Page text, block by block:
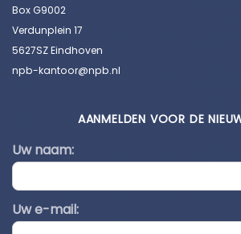
Box G9002
Verdunplein 17
5627SZ Eindhoven
npb-kantoor@npb.nl
AANMELDEN VOOR DE
Uw naam:
Uw e-mail: